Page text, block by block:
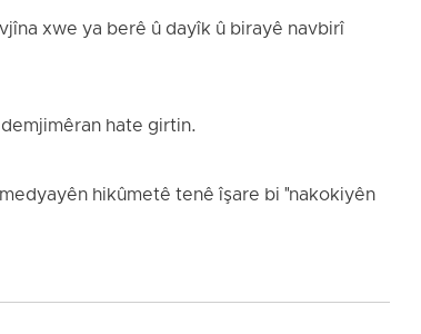
xwe ya berê û dayîk û birayê navbirî
hate girtin.
hikûmetê tenê îşare bi "nakokiyên